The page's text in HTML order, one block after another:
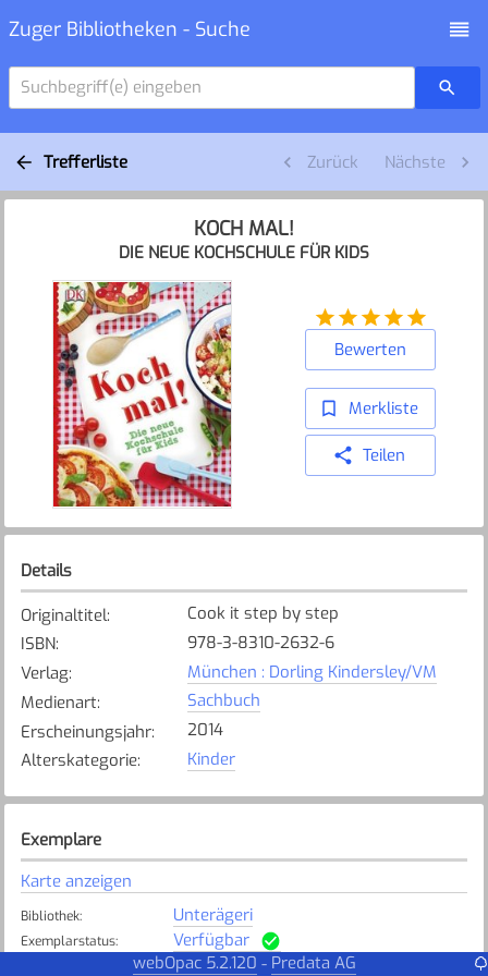
Zuger Bibliotheken - Suche
Suchbegriff(e) eingeben
Trefferliste Zurück Nächste
KOCH MAL!
DIE NEUE KOCHSCHULE FÜR KIDS
Bewerten
Merkliste
Teilen
Details
Originaltitel:
Cook it step by step
ISBN:
978-3-8310-2632-6
Verlag:
München : Dorling Kindersley/VM
Medienart:
Sachbuch
Erscheinungsjahr:
2014
Alterskategorie: Kinder
Exemplare
Karte anzeigen
Bibliothek: Unterägeri
Exemplarstatus: Verfügbar
webOpac 5.2.120 - Predata AG